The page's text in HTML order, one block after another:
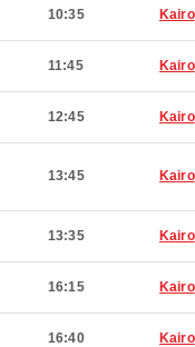
10:35 Kairo
11:45 Kairo
12:45 Kairo
13:45 Kairo
13:35 Kairo
16:15 Kairo
16:40 Kairo